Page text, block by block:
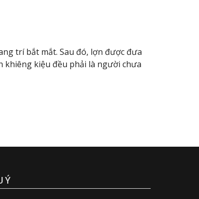
trí bắt mắt. Sau đó, lợn được đưa
khiêng kiệu đều phải là người chưa
Ý